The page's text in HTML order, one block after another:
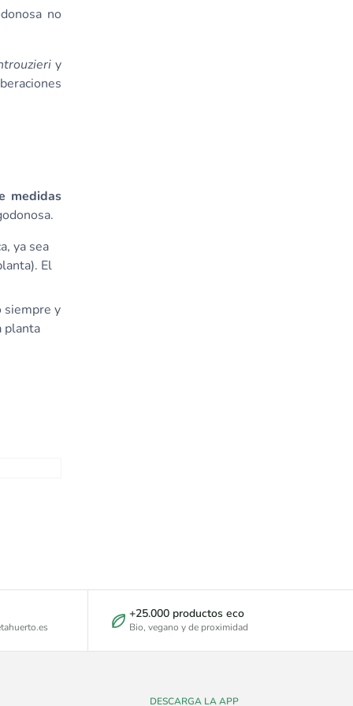
no
y
medidas
ya sea
El
siempre y
planta
+25.000 productos eco
Bio, vegano y de proximidad
DESCARGA LA APP